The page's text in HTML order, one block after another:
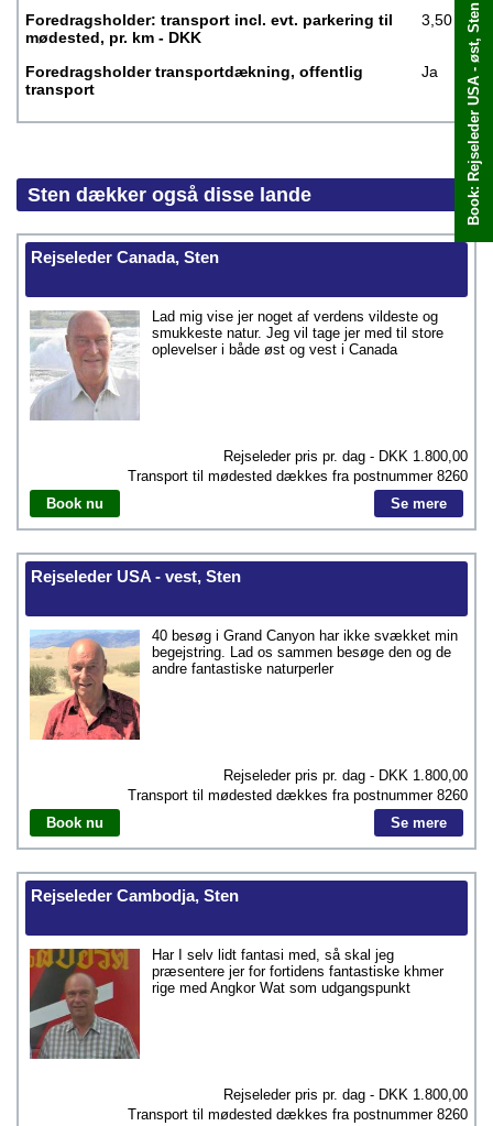
Book: Rejseleder USA - øst, Sten
Foredragsholder: transport incl. evt. parkering til
mødested, pr. km - DKK
3,50
Foredragsholder transportdækning, offentlig
transport
Ja
Sten dækker også disse lande
Rejseleder Canada, Sten
Lad mig vise jer noget af verdens vildeste og
smukkeste natur. Jeg vil tage jer med til store
oplevelser i både øst og vest i Canada
Rejseleder pris pr. dag - DKK 1.800,00
Transport til mødested dækkes fra postnummer 8260
Book nu
Se mere
Rejseleder USA - vest, Sten
40 besøg i Grand Canyon har ikke svækket min
begejstring. Lad os sammen besøge den og de
andre fantastiske naturperler
Rejseleder pris pr. dag - DKK 1.800,00
Transport til mødested dækkes fra postnummer 8260
Book nu
Se mere
Rejseleder Cambodja, Sten
Har I selv lidt fantasi med, så skal jeg
præsentere jer for fortidens fantastiske khmer
rige med Angkor Wat som udgangspunkt
Rejseleder pris pr. dag - DKK 1.800,00
Transport til mødested dækkes fra postnummer 8260
Book med det samme